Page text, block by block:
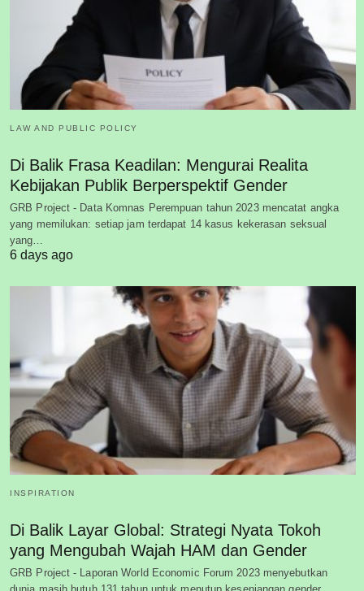
LAW AND PUBLIC POLICY
Di Balik Frasa Keadilan: Mengurai Realita
Kebijakan Publik Berperspektif Gender
GRB Project - Data Komnas Perempuan tahun 2023 mencatat angka
yang memilukan: setiap jam terdapat 14 kasus kekerasan seksual
yang…
6 days ago
INSPIRATION
Di Balik Layar Global: Strategi Nyata Tokoh
yang Mengubah Wajah HAM dan Gender
GRB Project - Laporan World Economic Forum 2023 menyebutkan